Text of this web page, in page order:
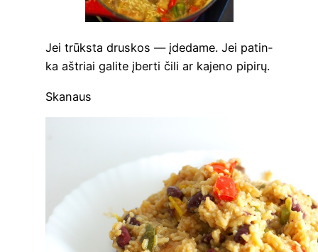
Jei trūks­ta drus­kos — įde­da­me. Jei patin­
ka aštriai gali­te įber­ti čili ar kaje­no pipirų.
Ska­naus